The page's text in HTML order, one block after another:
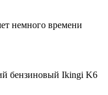
немного времени
бензиновый Ikingi K6